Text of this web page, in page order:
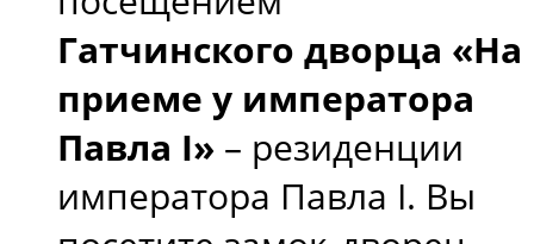
Гатчинского дворца «На
приеме у императора
Павла I» – резиденции
императора Павла I. Вы